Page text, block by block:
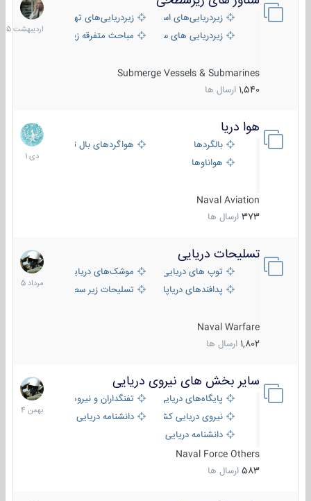
زیردریایی‌های استراتژیکزیردریایی‌های تهاجمی
زیردریایی های سبک
مباحث متفرقه زیرسطحی
Submerge Vessels & Submarines
1,540 ارسال ها
1405
هوا دریا
بالگردها
هواگردهای بال ثابت
هواناوها
Naval Aviation
373 ارسال ها
12
دی
1401
تسلیحات دریایی
توپ های دریایی
موشک‌های دریایی
پدافندهای دریاپایه
تسلیحات زیر سطحی
Naval Warfare
1,802 ارسال ها
2
مرداد
1405
سایر بخش های نیروی دریایی
پایگاه‌های دریایی
تفنگداران و نیروهای ویژه‌ی دریایی
نیروی دریایی کشورهای مختلفدانشنامه دریایی
دانشنامه دریایی کپی
Naval Force Others
583 ارسال ها
22
بهمن
1404